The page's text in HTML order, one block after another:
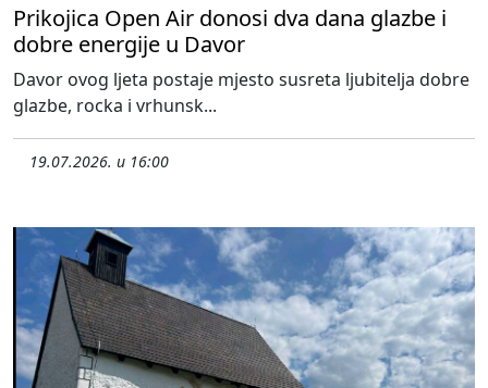
Prikojica Open Air donosi dva dana glazbe i
dobre energije u Davor
Davor ovog ljeta postaje mjesto susreta ljubitelja dobre
glazbe, rocka i vrhunsk...
19.07.2026. u 16:00